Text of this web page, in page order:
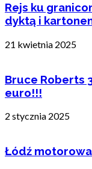
Rejs ku
dyktą i
21 kwietnia 2025
Bruce Roberts
euro!!!
2 stycznia 2025
Łódź